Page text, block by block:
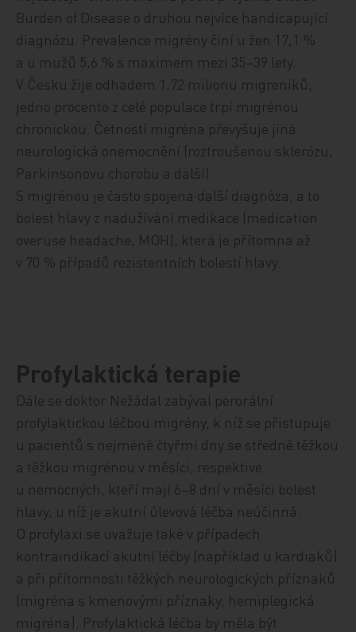
Burden of Disease o druhou nejvíce handicapující
diagnózu. Prevalence migrény činí u žen 17,1 %
a u mužů 5,6 % s maximem mezi 35–39 lety.
V Česku žije odhadem 1,72 milionu migreniků,
jedno procento z celé populace trpí migrénou
chronickou. Četností migréna převyšuje jiná
neurologická onemocnění (roztroušenou sklerózu,
Parkinsonovu chorobu a další).
S migrénou je často spojena další diagnóza, a to
bolest hlavy z nadužívání medikace (medication
overuse headache, MOH), která je přítomna až
v 70 % případů rezistentních bolestí hlavy.
Profylaktická terapie
Dále se doktor Nežádal zabýval perorální
profylaktickou léčbou migrény, k níž se přistupuje
u pacientů s nejméně čtyřmi dny se středně těžkou
a těžkou migrénou v měsíci, respektive
u nemocných, kteří mají 6–8 dní v měsíci bolest
hlavy, u níž je akutní úlevová léčba neúčinná.
O profylaxi se uvažuje také v případech
kontraindikací akutní léčby (například u kardiaků)
a při přítomnosti těžkých neurologických příznaků
(migréna s kmenovými příznaky, hemiplegická
migréna). Profylaktická léčba by měla být